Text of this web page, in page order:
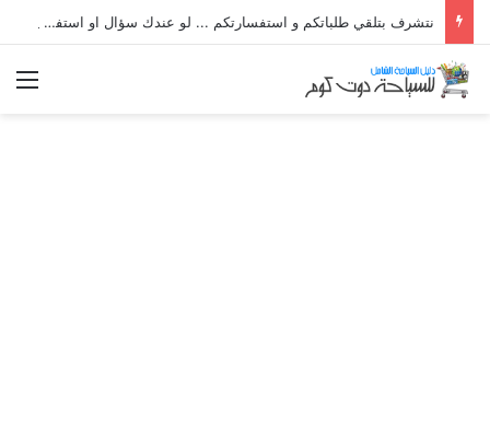
نتشرف بتلقي طلباتكم و استفسارتكم ... لو عندك سؤال او استفسار ماتدرددش فى طلب المساعدة